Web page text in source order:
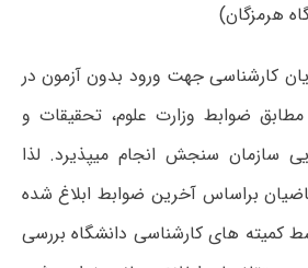
هرمزگان)
کارشناسی جهت ورود بدون آزمون در
ضوابط وزارت علوم، تحقیقات و
سازمان سنجش انجام می‏پذیرد. لذا
براساس آخرین ضوابط ابلاغ شده
کمیته ‏های کارشناسی دانشگاه بررسی